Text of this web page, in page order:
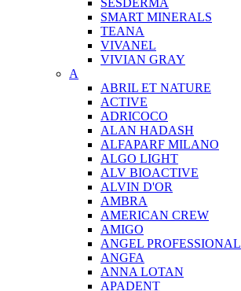
SESDERMA
SMART MINERALS
TEANA
VIVANEL
VIVIAN GRAY
A
ABRIL ET NATURE
ACTIVE
ADRICOCO
ALAN HADASH
ALFAPARF MILANO
ALGO LIGHT
ALV BIOACTIVE
ALVIN D'OR
AMBRA
AMERICAN CREW
AMIGO
ANGEL PROFESSIONAL
ANGFA
ANNA LOTAN
APADENT